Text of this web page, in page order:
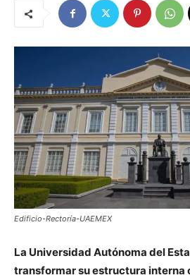
Edificio-Rectoría-UAEMEX
La Universidad Autónoma del
transformar su estructura interna